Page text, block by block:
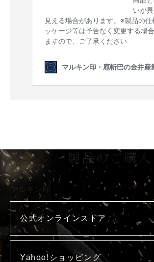
製品のご購入
マルキン印
公式オンラインストア
Yahoo!ショッピング